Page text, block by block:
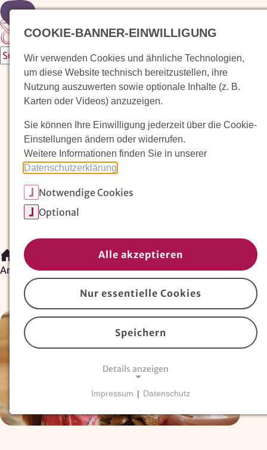
Zur Startseite
Waldorfkindergarten finden
Pädagogischer Ansatz
Arbeit im Waldorfkindergarten
Unser Verein
Magazin: Erziehungskunst frühe Kindheit
Magazin: Erziehungskunst frühe Kindheit
Artikel
COOKIE-BANNER-EINWILLIGUNG
Wir verwenden Cookies und ähnliche Technologien,
um diese Website technisch bereitzustellen, ihre
Nutzung auszuwerten sowie optionale Inhalte (z. B.
Karten oder Videos) anzuzeigen.
Sie können Ihre Einwilligung jederzeit über die Cookie-
Einstellungen ändern oder widerrufen.
Weitere Informationen finden Sie in unserer
Datenschutzerklärung
Notwendige Cookies
Optional
Alle akzeptieren
Nur essentielle Cookies
Speichern
Details anzeigen
Essentielle Cookiessind für den Betrieb der
Impressum | Datenschutz